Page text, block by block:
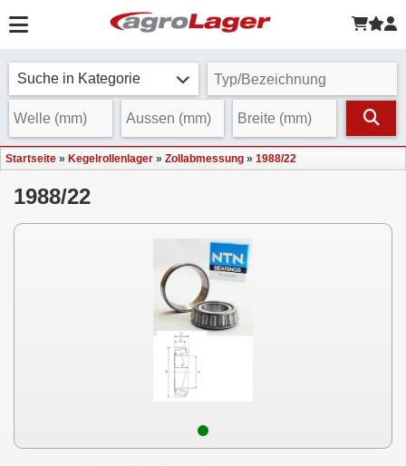
Suche in Kategorie
Startseite » Kegelrollenlager » Zollabmessung » 1988/22
1988/22